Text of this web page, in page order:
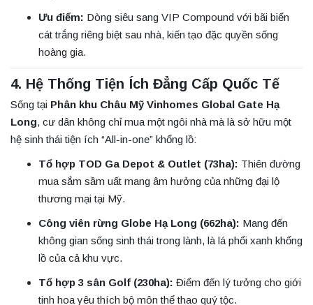
Ưu điểm: Dòng siêu sang VIP Compound với bãi biển
cát trắng riêng biệt sau nhà, kiến tạo đặc quyền sống
hoàng gia.
4. Hệ Thống Tiện Ích Đẳng Cấp Quốc Tế
Sống tại Phân khu Châu Mỹ Vinhomes Global Gate Hạ
Long, cư dân không chỉ mua một ngôi nhà mà là sở hữu một
hệ sinh thái tiện ích “All-in-one” khổng lồ:
Tổ hợp TOD Ga Depot & Outlet (73ha): Thiên đường
mua sắm sầm uất mang âm hưởng của những đại lộ
thương mại tại Mỹ.
Công viên rừng Globe Hạ Long (662ha): Mang đến
không gian sống sinh thái trong lành, là lá phổi xanh khổng
lồ của cả khu vực.
Tổ hợp 3 sân Golf (230ha): Điểm đến lý tưởng cho giới
tinh hoa yêu thích bộ môn thể thao quý tộc.